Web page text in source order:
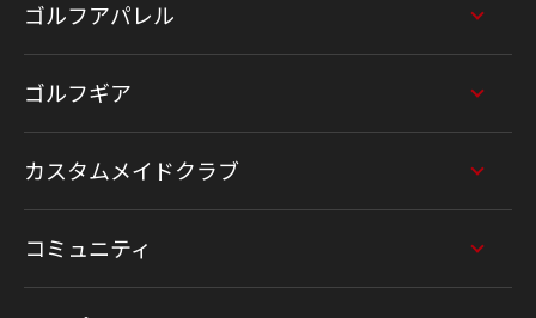
ゴルフアパレル
ゴルフギア
カスタムメイドクラブ
コミュニティ